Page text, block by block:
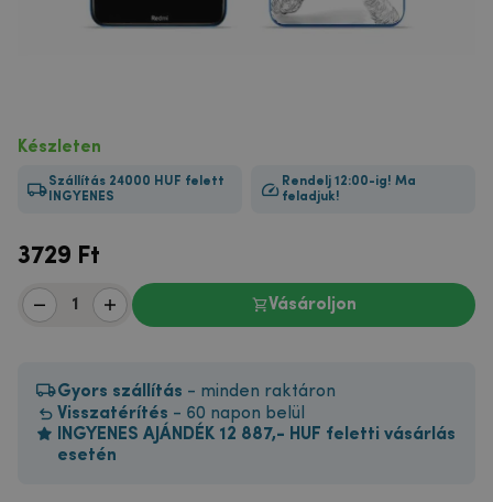
Készleten
Szállítás 24000 HUF felett
INGYENES
Rendelj 12:00-ig! Ma
feladjuk!
3729 Ft
Vásároljon
Gyors szállítás - minden raktáron
Visszatérítés - 60 napon belül
INGYENES AJÁNDÉK 12 887,- HUF feletti vásárlás
esetén